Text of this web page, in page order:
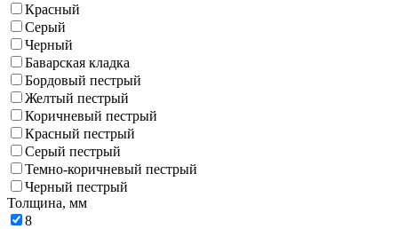
Красный
Серый
Черный
Баварская кладка
Бордовый пестрый
Желтый пестрый
Коричневый пестрый
Красный пестрый
Серый пестрый
Темно-коричневый пестрый
Черный пестрый
Толщина, мм
8